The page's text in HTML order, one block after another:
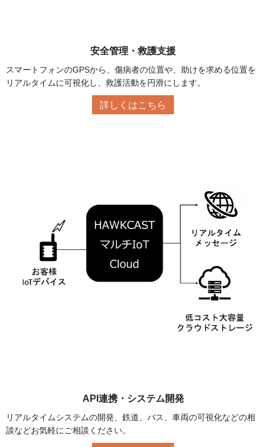
安全管理・救護支援
スマートフォンのGPSから、傷病者の位置や、助けを求める位置を
リアルタイムに可視化し、救護活動を円滑にします。
詳しくはこちら
API連携・システム開発
リアルタイムシステムの開発、鉄道、バス、車両の可視化などの相
談などお気軽にご相談ください。